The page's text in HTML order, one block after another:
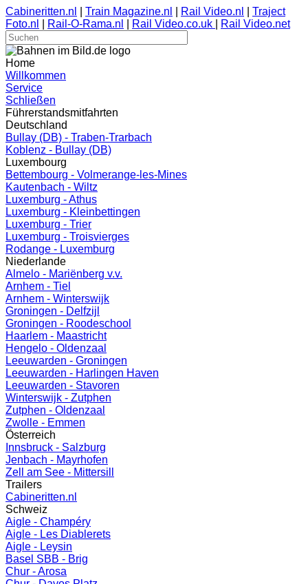
Cabineritten.nl Train Magazine.nl Rail Video.nl
Traject
Foto.nl
Rail-O-Rama.nl Rail Video.co.uk Rail Video.net
Home
Willkommen
Service
Schließen
Führerstandsmitfahrten
Deutschland
Bullay (DB) - Traben-Trarbach
Koblenz - Bullay (DB)
Luxembourg
Bettembourg - Volmerange-les-Mines
Kautenbach - Wiltz
Luxemburg - Athus
Luxemburg - Kleinbettingen
Luxemburg - Trier
Luxemburg - Troisvierges
Rodange - Luxemburg
Niederlande
Almelo - Mariënberg v.v.
Arnhem - Tiel
Arnhem - Winterswijk
Groningen - Delfzijl
Groningen - Roodeschool
Haarlem - Maastricht
Hengelo - Oldenzaal
Leeuwarden - Groningen
Leeuwarden - Harlingen Haven
Leeuwarden - Stavoren
Winterswijk - Zutphen
Zutphen - Oldenzaal
Zwolle - Emmen
Österreich
Innsbruck - Salzburg
Jenbach - Mayrhofen
Zell am See - Mittersill
Trailers
Cabineritten.nl
Schweiz
Aigle - Champéry
Aigle - Les Diablerets
Aigle - Leysin
Basel SBB - Brig
Chur - Arosa